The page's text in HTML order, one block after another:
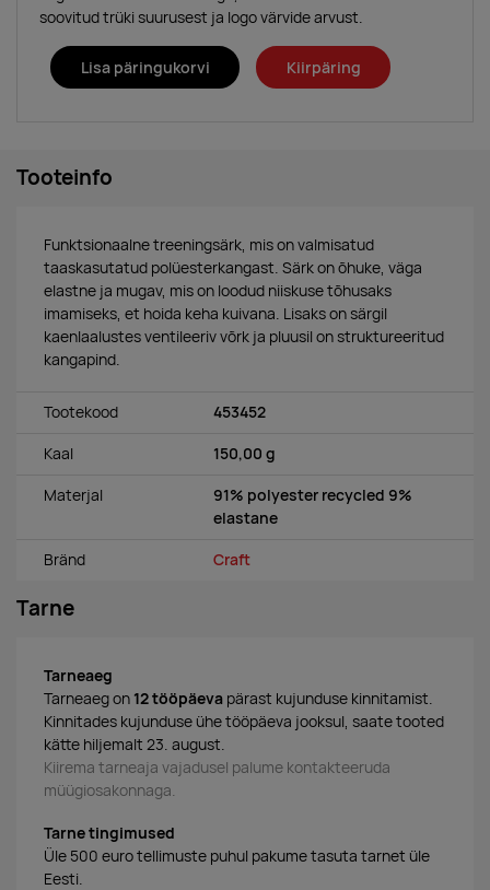
soovitud trüki suurusest ja logo värvide arvust.
Lisa päringukorvi Kiirpäring
Tooteinfo
Funktsionaalne treeningsärk, mis on valmisatud
taaskasutatud polüesterkangast. Särk on õhuke, väga
elastne ja mugav, mis on loodud niiskuse tõhusaks
imamiseks, et hoida keha kuivana. Lisaks on särgil
kaenlaalustes ventileeriv võrk ja pluusil on struktureeritud
kangapind.
Tootekood 453452
Kaal 150,00 g
Materjal
91% polyester recycled 9%
elastane
Bränd Craft
Tarne
Tarneaeg
Tarneaeg on 12 tööpäeva pärast kujunduse kinnitamist.
Kinnitades kujunduse ühe tööpäeva jooksul, saate tooted
kätte hiljemalt 23. august.
Kiirema tarneaja vajadusel palume kontakteeruda
müügiosakonnaga.
Tarne tingimused
Üle 500 euro tellimuste puhul pakume tasuta tarnet üle
Eesti.